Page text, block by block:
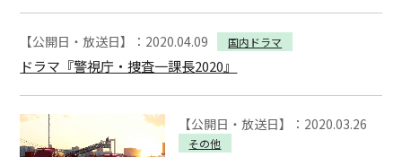
【公開日・放送日】：2020.04.09 国内ドラマ
ドラマ『警視庁・捜査一課長2020』
【公開日・放送日】：2020.03.26
その他